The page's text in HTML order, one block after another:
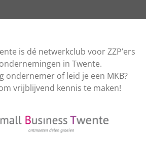
is dé netwerkclub voor ZZP’ers
in Twente.
ondernemer of leid je een MKB?
vrijblijvend kennis te maken!